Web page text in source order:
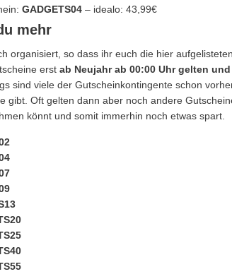
GADGETS04 – idealo: 43,99€
mehr
organisiert, so dass ihr euch die hier
erst ab Neujahr ab 00:00 Uhr gelten und
sind viele der Gutscheinkontingente schon
gibt. Oft gelten dann aber noch andere
könnt und somit immerhin noch etwas spart.